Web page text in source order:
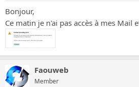
l
a
d
c
u
s
u
Bonjour,
Ce matin je n'ai pas accès à mes Mail
Faouweb
Member